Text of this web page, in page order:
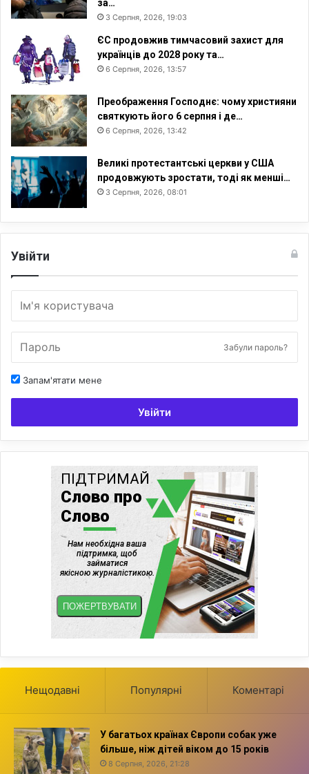
за…
3 Серпня, 2026, 19:03
ЄС продовжив тимчасовий захист для
українців до 2028 року та…
6 Серпня, 2026, 13:57
Преображення Господнє: чому християни
святкують його 6 серпня і де…
6 Серпня, 2026, 13:42
Великі протестантські церкви у США
продовжують зростати, тоді як менші…
3 Серпня, 2026, 08:01
Увійти
Забули пароль?
Запам'ятати мене
Увійти
Нещодавні Популярні Коментарі
У багатьох країнах Європи собак уже
більше, ніж дітей віком до 15 років
8 Серпня, 2026, 21:28